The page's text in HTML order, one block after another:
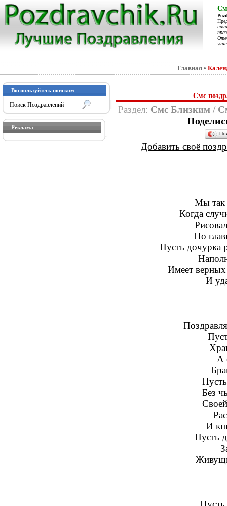
Главная •
Воспользуйтесь поиском
Реклама
Смс
Раздел: Смс Близким /
Добавить своё
Мы так
Когда
Но
Пусть дочурка
Имеет
И
А
Без
И
Пусть